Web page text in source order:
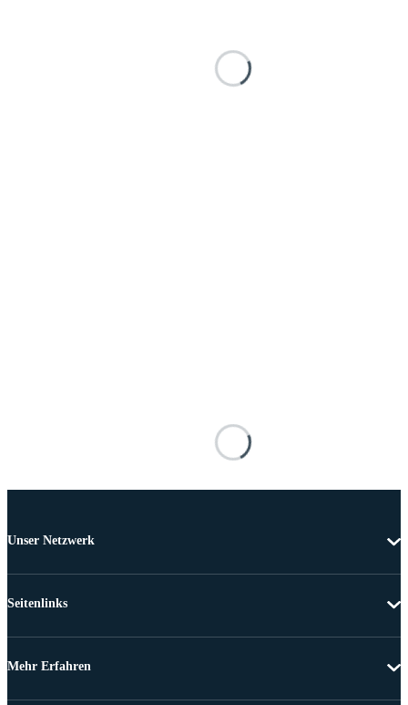
Unser Netzwerk
Seitenlinks
Mehr Erfahren